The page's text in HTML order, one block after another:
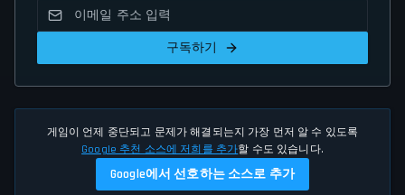
구독하기
게임이 언제 중단되고 문제가 해결되는지 가장 먼저 알 수 있도록
Google 추천 소스에 저희를 추가할 수도 있습니다.
Google에서 선호하는 소스로 추가